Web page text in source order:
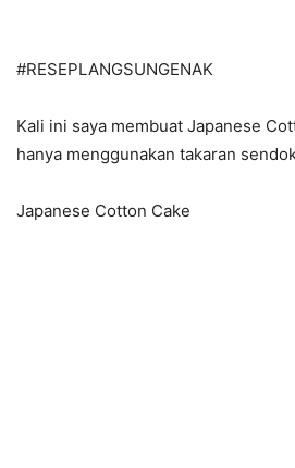
#RESEPLANGSUNGENAK
Kali ini saya membuat Japanese
hanya menggunakan takaran
Japanese Cotton Cake